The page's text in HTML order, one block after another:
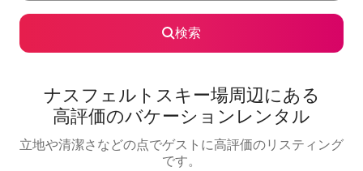
検索
ナスフェルトスキー場⁠周⁠辺⁠に⁠あ⁠る
高⁠評⁠価⁠のバ⁠ケ⁠ー⁠シ⁠ョ⁠ン⁠レ⁠ン⁠タ⁠ル
立地や清潔さなどの点でゲストに高評価のリスティング
です。